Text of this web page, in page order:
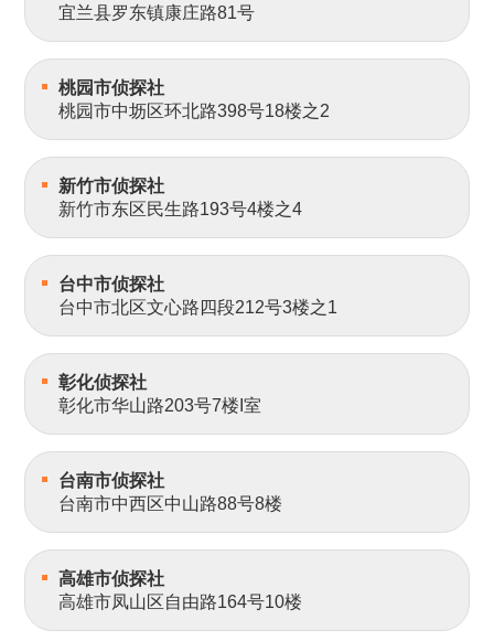
宜兰县罗东镇康庄路81号
桃园市侦探社
桃园市中坜区环北路398号18楼之2
新竹市侦探社
新竹市东区民生路193号4楼之4
台中市侦探社
台中市北区文心路四段212号3楼之1
彰化侦探社
彰化市华山路203号7楼I室
台南市侦探社
台南市中西区中山路88号8楼
高雄市侦探社
高雄市凤山区自由路164号10楼